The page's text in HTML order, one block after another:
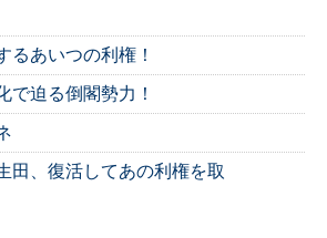
るあいつの利権！
で迫る倒閣勢力！
田、復活してあの利権を取